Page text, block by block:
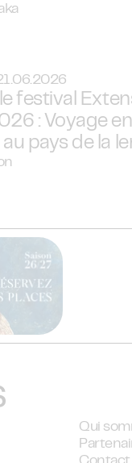
festival
: Voyage
au pays de la
Qui